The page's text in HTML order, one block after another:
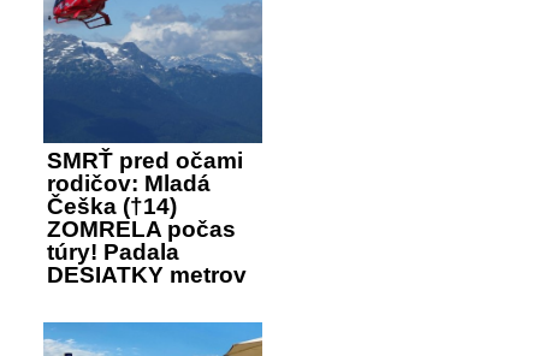
SMRŤ pred očami
rodičov: Mladá
Češka (†14)
ZOMRELA počas
túry! Padala
DESIATKY metrov